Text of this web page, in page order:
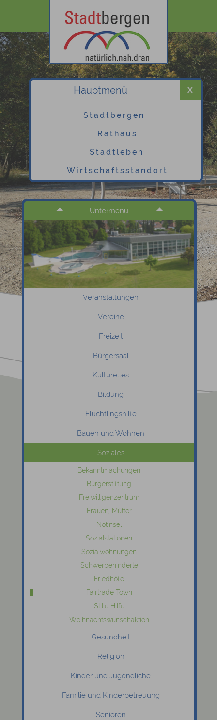
Hauptmenü
Stadtbergen
Rathaus
Stadtleben
Wirtschaftsstandort
Untermenü
Veranstaltungen
Vereine
Freizeit
Bürgersaal
Kulturelles
Bildung
Flüchtlingshilfe
Bauen und Wohnen
Soziales
Bekanntmachungen
Bürgerstiftung
Freiwilligenzentrum
Frauen, Mütter
Notinsel
Sozialstationen
Sozialwohnungen
Schwerbehinderte
Friedhöfe
Fairtrade Town
Stille Hilfe
Weihnachtswunschaktion
Gesundheit
Religion
Kinder und Jugendliche
Familie und Kinderbetreuung
Senioren